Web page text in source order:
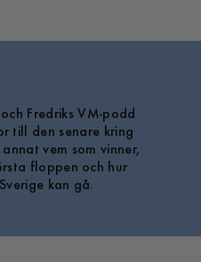
Fredriks VM-podd
till den senare kring
vem som vinner,
floppen och hur
kan gå.